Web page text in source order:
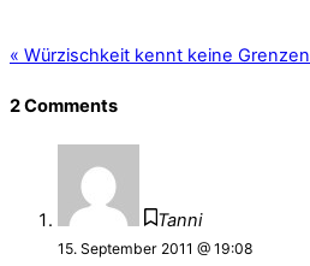
« Würzischkeit kennt keine Grenzen
2 Comments
Tanni
15. September 2011 @ 19:08